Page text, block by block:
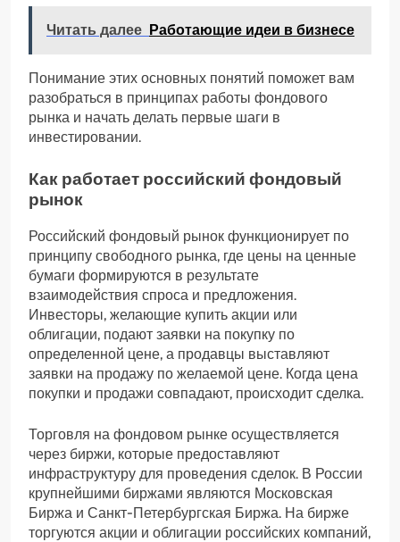
Читать далее Работающие идеи в бизнесе
Понимание этих основных понятий поможет вам
разобраться в принципах работы фондового
рынка и начать делать первые шаги в
инвестировании.
Как работает российский фондовый
рынок
Российский фондовый рынок функционирует по
принципу свободного рынка, где цены на ценные
бумаги формируются в результате
взаимодействия спроса и предложения.
Инвесторы, желающие купить акции или
облигации, подают заявки на покупку по
определенной цене, а продавцы выставляют
заявки на продажу по желаемой цене. Когда цена
покупки и продажи совпадают, происходит сделка.
Торговля на фондовом рынке осуществляется
через биржи, которые предоставляют
инфраструктуру для проведения сделок. В России
крупнейшими биржами являются Московская
Биржа и Санкт-Петербургская Биржа. На бирже
торгуются акции и облигации российских компаний,